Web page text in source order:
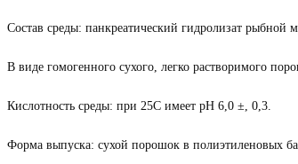
Состав среды: панкреатический гидролизат рыбной
В виде гомогенного сухого, легко растворимого
Кислотность среды: при 25С имеет рН 6,0 ±, 0,3.
Форма выпуска: сухой порошок в полиэтиленовых